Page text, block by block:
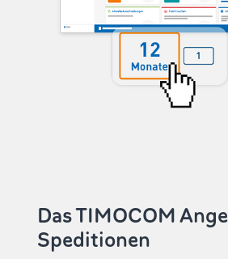
Das TIMOCOM
Speditionen